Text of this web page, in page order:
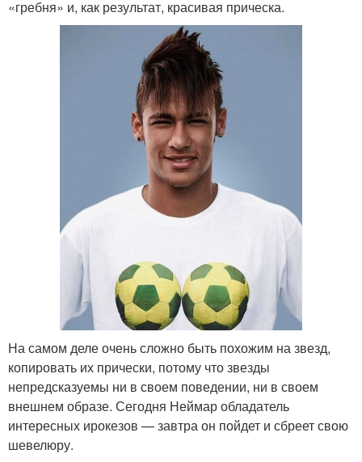
«гребня» и, как результат, красивая прическа.
На самом деле очень сложно быть похожим на звезд,
копировать их прически, потому что звезды
непредсказуемы ни в своем поведении, ни в своем
внешнем образе. Сегодня Неймар обладатель
интересных ирокезов — завтра он пойдет и сбреет свою
шевелюру.